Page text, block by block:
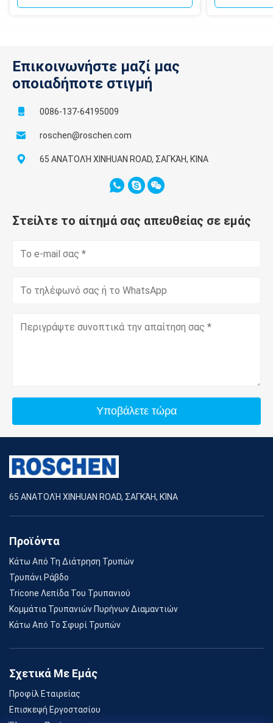
Επικοινωνήστε μαζί μας
οποιαδήποτε στιγμή
0086-137-64195009
roschen@roschen.com
65 ΑΝΑΤΟΛΉ XINHUAN ROAD, ΣΑΓΚΆΗ, ΚΊΝΑ
Στείλτε το αίτημά σας απευθείας σε εμάς
Υποβάλετε τώρα
65 ΑΝΑΤΟΛΉ XINHUAN ROAD, ΣΑΓΚΆΗ, ΚΊΝΑ
Προϊόντα
Κάτω Από Τη Διάτρηση Τρυπών
Τρυπάνι Ράβδο
Tricone Λεπίδα Του Τρυπανιού
Κομμάτια Τρυπανιών Πυρήνων Διαμαντιών
Κάτω Από Το Σφυρί Τρυπών
Σχετικά Με Εμάς
Προφίλ Εταιρείας
Επισκεψή Εργοστασίου